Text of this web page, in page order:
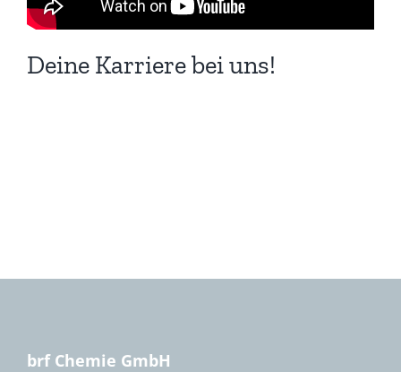
Deine Karriere bei uns!
brf Chemie GmbH